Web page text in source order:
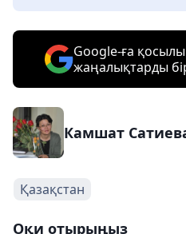
Google-ға
жаңалықтарды
Камшат
Қазақстан
Оқи отырыңыз